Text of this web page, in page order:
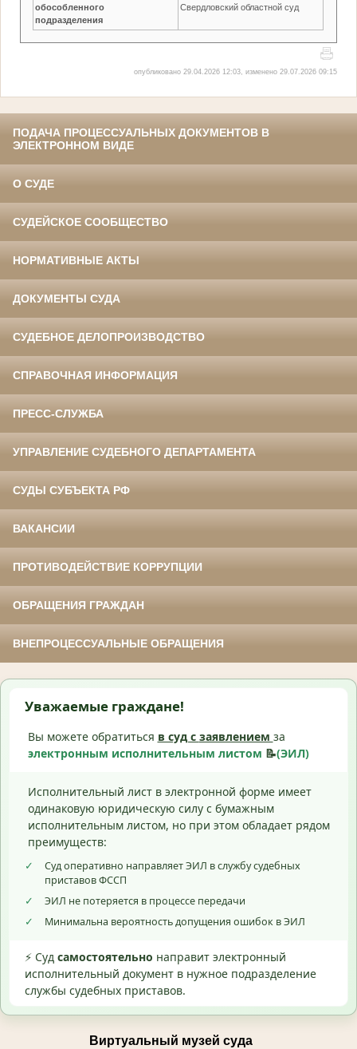
обособленного
подразделения
Свердловский областной суд
опубликовано 29.04.2026 12:03, изменено 29.07.2026 09:15
ПОДАЧА ПРОЦЕССУАЛЬНЫХ ДОКУМЕНТОВ В
ЭЛЕКТРОННОМ ВИДЕ
О СУДЕ
СУДЕЙСКОЕ СООБЩЕСТВО
НОРМАТИВНЫЕ АКТЫ
ДОКУМЕНТЫ СУДА
СУДЕБНОЕ ДЕЛОПРОИЗВОДСТВО
СПРАВОЧНАЯ ИНФОРМАЦИЯ
ПРЕСС-СЛУЖБА
УПРАВЛЕНИЕ СУДЕБНОГО ДЕПАРТАМЕНТА
СУДЫ СУБЪЕКТА РФ
ВАКАНСИИ
ПРОТИВОДЕЙСТВИЕ КОРРУПЦИИ
ОБРАЩЕНИЯ ГРАЖДАН
ВНЕПРОЦЕССУАЛЬНЫЕ ОБРАЩЕНИЯ
Уважаемые граждане!
Вы можете обратиться в суд с заявлением за
электронным исполнительным листом 📝(ЭИЛ)
Исполнительный лист в электронной форме имеет
одинаковую юридическую силу с бумажным
исполнительным листом, но при этом обладает рядом
преимуществ:
✓
Суд оперативно направляет ЭИЛ в службу судебных
приставов ФССП
✓
ЭИЛ не потеряется в процессе передачи
✓
Минимальна вероятность допущения ошибок в ЭИЛ
⚡ Суд самостоятельно направит электронный
исполнительный документ в нужное подразделение
службы судебных приставов.
Виртуальный музей суда